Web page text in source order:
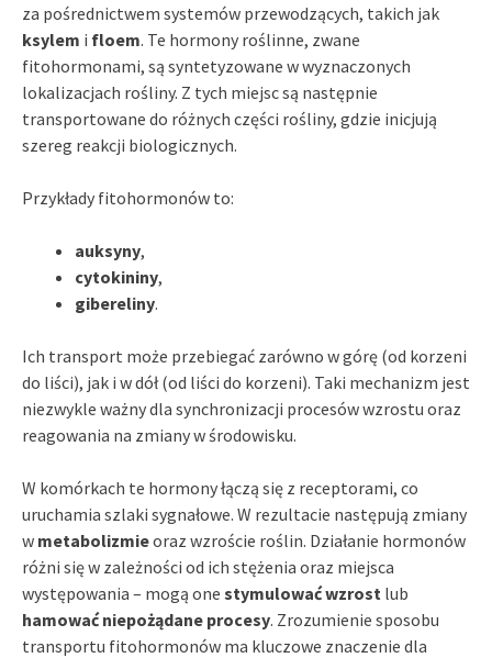
za pośrednictwem systemów przewodzących, takich jak
ksylem i floem. Te hormony roślinne, zwane
fitohormonami, są syntetyzowane w wyznaczonych
lokalizacjach rośliny. Z tych miejsc są następnie
transportowane do różnych części rośliny, gdzie inicjują
szereg reakcji biologicznych.
Przykłady fitohormonów to:
auksyny,
cytokininy,
gibereliny.
Ich transport może przebiegać zarówno w górę (od korzeni
do liści), jak i w dół (od liści do korzeni). Taki mechanizm jest
niezwykle ważny dla synchronizacji procesów wzrostu oraz
reagowania na zmiany w środowisku.
W komórkach te hormony łączą się z receptorami, co
uruchamia szlaki sygnałowe. W rezultacie następują zmiany
w metabolizmieoraz wzroście roślin. Działanie hormonów
różni się w zależności od ich stężenia oraz miejsca
występowania – mogą one stymulować wzrost lub
hamować niepożądane procesy. Zrozumienie sposobu
transportu fitohormonów ma kluczowe znaczenie dla